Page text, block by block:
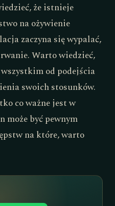
że istnieje
na ożywienie
zaczyna się wypalać,
Warto wiedzieć,
od podejścia
swoich stosunków.
co ważne jest w
może być pewnym
na które, warto